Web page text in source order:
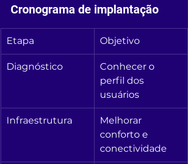
Cronograma de implantação
Etapa Objetivo
Diagnóstico
Conhecer o
perfil dos
usuários
Infraestrutura
Melhorar
conforto e
conectividade